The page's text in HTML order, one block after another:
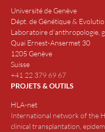
Université de Genève
Dépt. de Génétique &
Laboratoire d'anthropologie,
Quai Ernest-Ansermet 30
1205 Genève
Suisse
+41 22 379 69 67
PROJETS & OUTILS
HLA-net
International network of the
clinical transplantation,